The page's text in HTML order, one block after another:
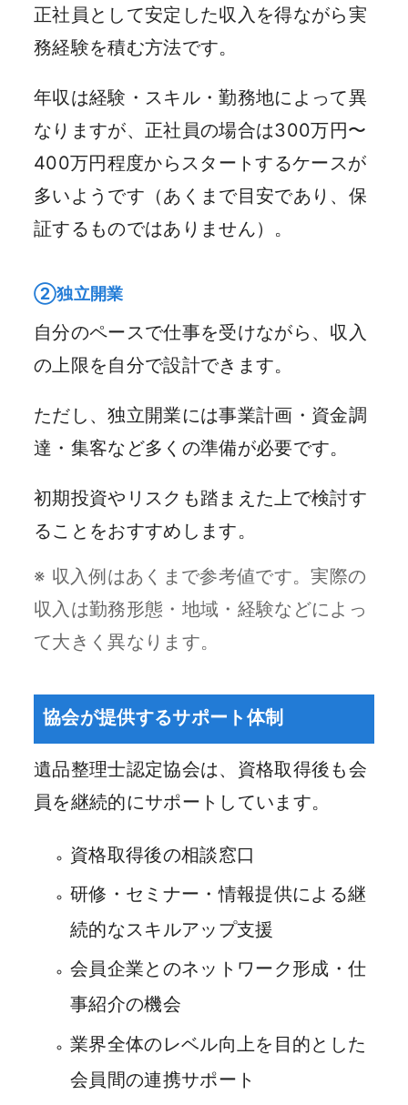
正社員として安定した収入を得ながら実
務経験を積む方法です。
年収は経験・スキル・勤務地によって異
なりますが、正社員の場合は300万円〜
400万円程度からスタートするケースが
多いようです（あくまで目安であり、保
証するものではありません）。
②独立開業
自分のペースで仕事を受けながら、収入
の上限を自分で設計できます。
ただし、独立開業には事業計画・資金調
達・集客など多くの準備が必要です。
初期投資やリスクも踏まえた上で検討す
ることをおすすめします。
※ 収入例はあくまで参考値です。実際の
収入は勤務形態・地域・経験などによっ
て大きく異なります。
協会が提供するサポート体制
遺品整理士認定協会は、資格取得後も会
員を継続的にサポートしています。
資格取得後の相談窓口
研修・セミナー・情報提供による継
続的なスキルアップ支援
会員企業とのネットワーク形成・仕
事紹介の機会
業界全体のレベル向上を目的とした
会員間の連携サポート